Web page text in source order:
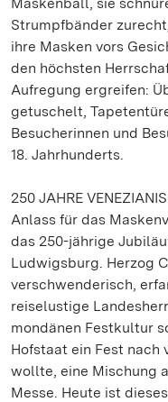
Strumpfbänder
ihre Masken vors
den höchsten
Aufregung ergreifen:
getuschelt,
Besucherinnen und
18. Jahrhunderts.
250 JAHRE
Anlass für das
das 250-jährige
Ludwigsburg. Herzog
verschwenderisch,
reiselustige
mondänen Festkultur
Hofstaat ein Fest nach
wollte, eine Mischung
Messe. Heute ist